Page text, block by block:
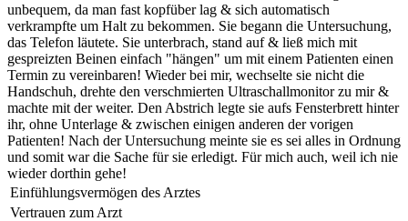
unbequem, da man fast kopfüber lag & sich automatisch
verkrampfte um Halt zu bekommen. Sie begann die Untersuchung,
das Telefon läutete. Sie unterbrach, stand auf & ließ mich mit
gespreizten Beinen einfach "hängen" um mit einem Patienten einen
Termin zu vereinbaren! Wieder bei mir, wechselte sie nicht die
Handschuh, drehte den verschmierten Ultraschallmonitor zu mir &
machte mit der weiter. Den Abstrich legte sie aufs Fensterbrett hinter
ihr, ohne Unterlage & zwischen einigen anderen der vorigen
Patienten! Nach der Untersuchung meinte sie es sei alles in Ordnung
und somit war die Sache für sie erledigt. Für mich auch, weil ich nie
wieder dorthin gehe!
Einfühlungsvermögen des Arztes
Vertrauen zum Arzt